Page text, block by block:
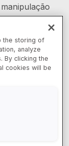
de força
deslizantes
estão
the storing of
analyze
By clicking the
cookies will be